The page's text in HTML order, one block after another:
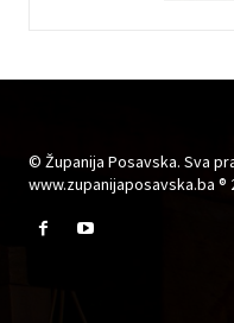
© Županija Posavska. Sva
www.zupanijaposavska.ba ®